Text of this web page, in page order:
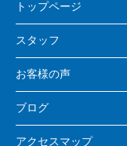
トップページ
スタッフ
お客様の声
ブログ
アクセスマップ